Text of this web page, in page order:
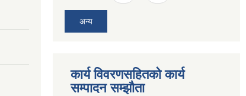
अन्य
कार्य विवरणसहितको कार्य
सम्पादन सम्झौता